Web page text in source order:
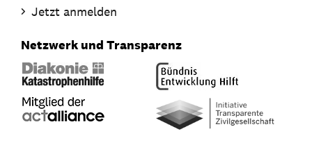
Jetzt anmelden
Netzwerk und Transparenz